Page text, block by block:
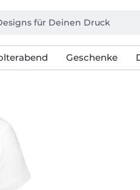
Geschenke